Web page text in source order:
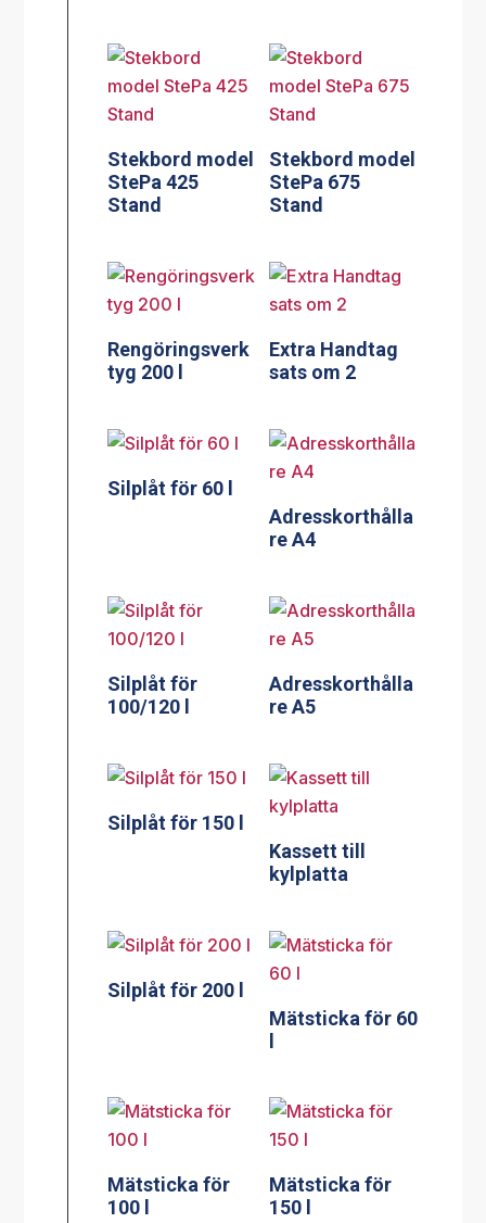
Stekbord model
StePa 425
Stand
Stekbord model
StePa 675
Stand
Rengöringsverk
tyg 200 l
Extra Handtag
sats om 2
Silplåt för 60 l
Adresskorthålla
re A4
Silplåt för
100/120 l
Adresskorthålla
re A5
Silplåt för 150 l
Kassett till
kylplatta
Silplåt för 200 l
Mätsticka för 60
l
Mätsticka för
100 l
Mätsticka för
150 l